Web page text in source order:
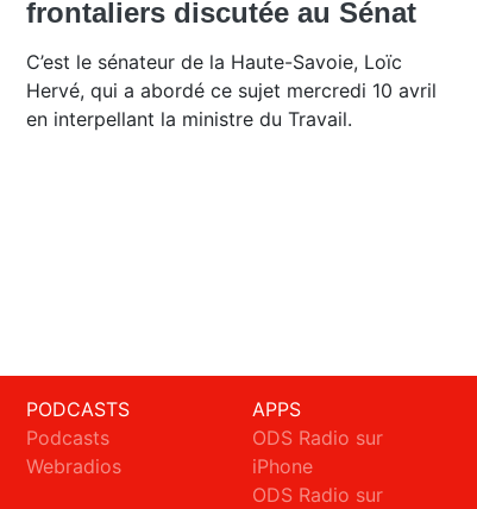
frontaliers discutée au Sénat
C’est le sénateur de la Haute-Savoie, Loïc
Hervé, qui a abordé ce sujet mercredi 10 avril
en interpellant la ministre du Travail.
PODCASTS
Podcasts
Webradios
APPS
ODS Radio sur
iPhone
ODS Radio sur